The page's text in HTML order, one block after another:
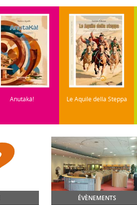
Le Aquile della Steppa Ars
ÉVÈNEMENTS